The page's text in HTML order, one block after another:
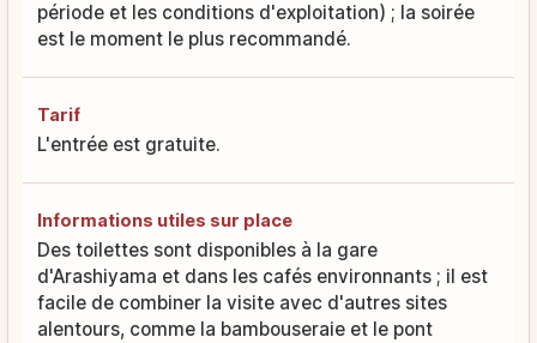
période et les conditions d'exploitation) ; la soirée
est le moment le plus recommandé.
Tarif
L'entrée est gratuite.
Informations utiles sur place
Des toilettes sont disponibles à la gare
d'Arashiyama et dans les cafés environnants ; il est
facile de combiner la visite avec d'autres sites
alentours, comme la bambouseraie et le pont